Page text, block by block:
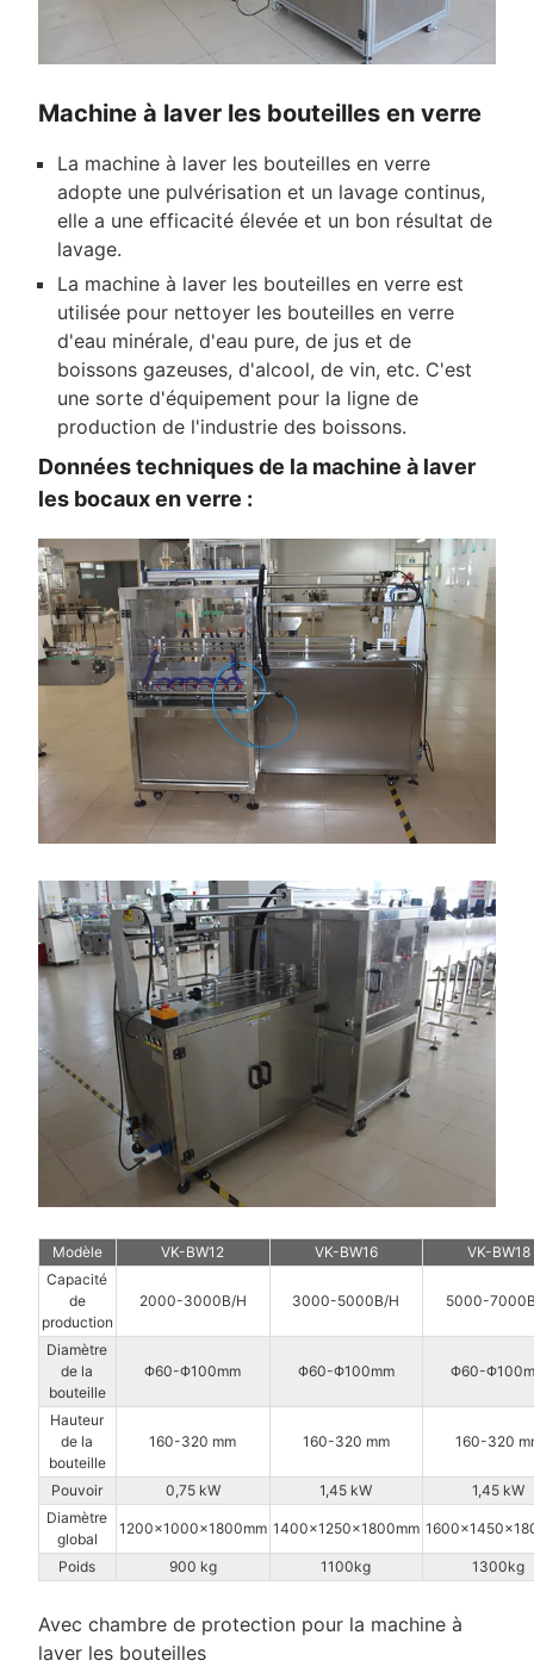
Machine à laver les bouteilles en verre
La machine à laver les bouteilles en verre
adopte une pulvérisation et un lavage continus,
elle a une efficacité élevée et un bon résultat de
lavage.
La machine à laver les bouteilles en verre est
utilisée pour nettoyer les bouteilles en verre
d'eau minérale, d'eau pure, de jus et de
boissons gazeuses, d'alcool, de vin, etc. C'est
une sorte d'équipement pour la ligne de
production de l'industrie des boissons.
Données techniques de la machine à laver
les bocaux en verre :
Modèle VK-BW12 VK-BW16
VK-BW18
Capacité
de
production
2000-3000B/H 3000-5000B/H 5000-
Diamètre
de la
bouteille
Φ60-Φ100mm Φ60-Φ100mm Φ60-
Hauteur
de la
bouteille
160-320 mm 160-320 mm 160-320
Pouvoir 0,75 kW 1,45 kW
1,45 kW
Diamètre
global
1200×1000×1800mm 1400×1250×1800mm
Poids 900 kg 1100kg 1300kg
Avec chambre de protection pour la machine à
laver les bouteilles